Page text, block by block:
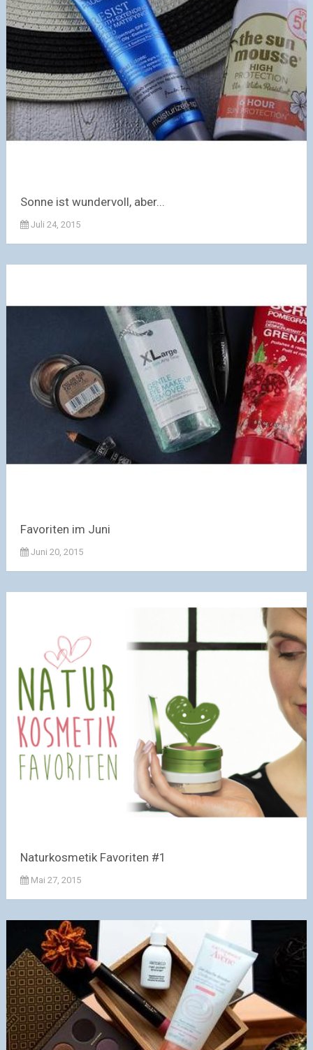
Sonne ist wundervoll, aber...
Juli 24, 2015
Favoriten im Juni
Juni 20, 2015
Naturkosmetik Favoriten #1
Mai 27, 2015